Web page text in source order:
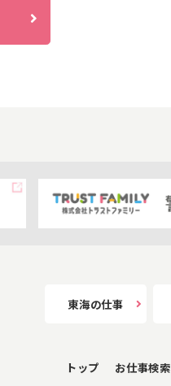
東海の仕事
トップ お仕事検索